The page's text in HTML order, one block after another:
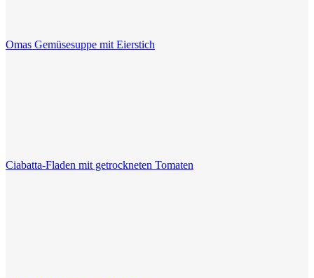
Omas Gemüsesuppe mit Eierstich
Ciabatta-Fladen mit getrockneten Tomaten